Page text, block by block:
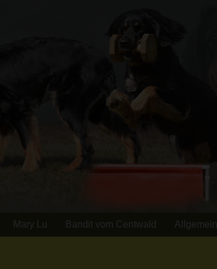
Mary Lu Bandit vom Centwald Allgemein